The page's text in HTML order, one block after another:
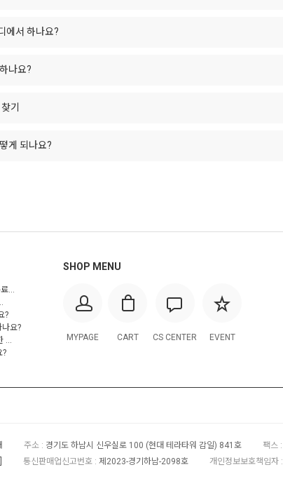
에서 하나요?
나요?
기
게 되나요?
...
?
요?
...
?
SHOP MENU
MYPAGE CART CS CENTER EVENT
주소 : 경기도 하남시 신우실로 100 (현대 테라타워 감일) 841호 팩스 :
통신판매업신고번호 : 제2023-경기하남-2098호 개인정보보호책임자 :